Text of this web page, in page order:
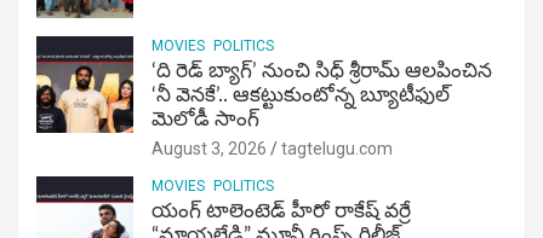
MOVIES POLITICS
‘ది రెడ్ బ్యాగ్’ నుంచి సిధ్ శ్రీరామ్ ఆలపించిన
‘నీ వెనకే’.. ఆకట్టుకుంటోన్న బ్యూటీఫుల్
మెలోడీ సాంగ్
August 3, 2026 tagtelugu.com
MOVIES POLITICS
యంగ్ టాలెంటెడ్ హీరో రాకేష్ వర్రే